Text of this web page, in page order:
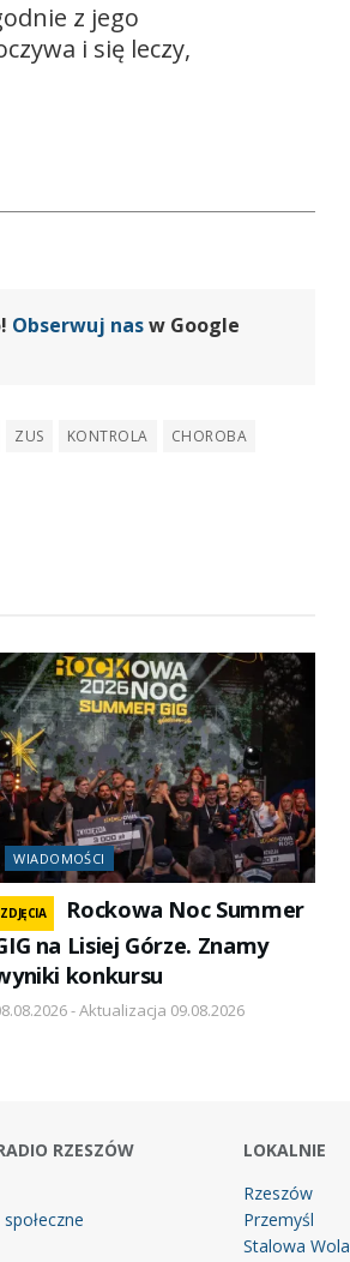
z jego
i się leczy,
Obserwuj nasw Google
ZUS KONTROLA
CHOROBA
WIADOMOŚCI
ZDJĘCIA
Rockowa Noc Summer
na Lisiej Górze. Znamy
konkursu
- Aktualizacja 09.08.2026
RZESZÓW
LOKALNIE
Rzeszów
Przemyśl
Stalowa Wola